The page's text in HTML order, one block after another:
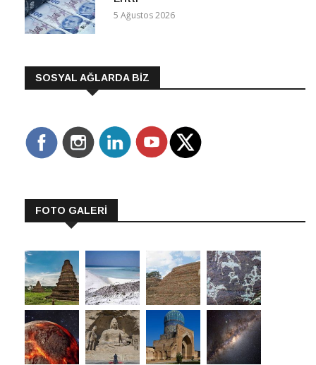
5 Ağustos 2026
SOSYAL AĞLARDA BİZ
FOTO GALERİ